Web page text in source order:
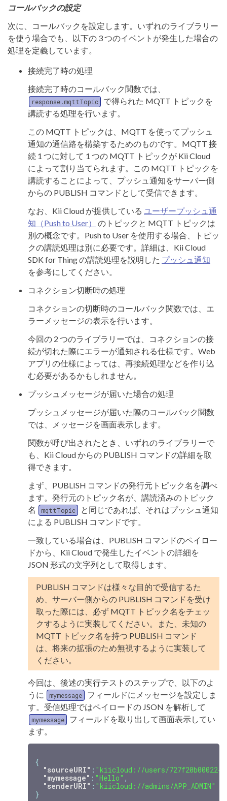
コールバックの設定
次に、コールバックを設定します。いずれのライブラリー
を使う場合でも、以下の 3 つのイベントが発生した場合の
処理を定義しています。
接続完了時の処理
接続完了時のコールバック関数では、
response.mqttTopic
で得られた MQTT トピックを
講読する処理を行います。
この MQTT トピックは、MQTT を使ってプッシュ
通知の通信路を構築するためのものです。MQTT 接
続 1 つに対して 1 つの MQTT トピックが Kii Cloud
によって割り当てられます。この MQTT トピックを
講読することによって、プッシュ通知をサーバー側
からの PUBLISH コマンドとして受信できます。
なお、Kii Cloud が提供している ユーザープッシュ通
知（Push to User）
のトピックと MQTT トピックは
別の概念です。Push to User を使用する場合、トピッ
クの講読処理は別に必要です。詳細は、Kii Cloud
SDK for Thing の講読処理を説明した プッシュ通知
を参考にしてください。
コネクション切断時の処理
コネクションの切断時のコールバック関数では、エ
ラーメッセージの表示を行います。
今回の 2 つのライブラリーでは、コネクションの接
続が切れた際にエラーが通知される仕様です。Web
アプリの仕様によっては、再接続処理などを作り込
む必要があるかもしれません。
プッシュメッセージが届いた場合の処理
プッシュメッセージが届いた際のコールバック関数
では、メッセージを画面表示します。
関数が呼び出されたとき、いずれのライブラリーで
も、Kii Cloud からの PUBLISH コマンドの詳細を取
得できます。
まず、PUBLISH コマンドの発行元トピック名を調べ
ます。発行元のトピック名が、講読済みのトピック
名
mqttTopic
と同じであれば、それはプッシュ通知
による PUBLISH コマンドです。
一致している場合は、PUBLISH コマンドのペイロー
ドから、Kii Cloud で発生したイベントの詳細を
JSON 形式の文字列として取得します。
PUBLISH コマンドは様々な目的で受信するた
め、サーバー側からの PUBLISH コマンドを受け
取った際には、必ず MQTT トピック名をチェッ
クするように実装してください。また、未知の
MQTT トピック名を持つ PUBLISH コマンド
は、将来の拡張のため無視するように実装して
ください。
今回は、後述の実行テストのステップで、以下のよ
うに
mymessage
フィールドにメッセージを設定しま
す。受信処理ではペイロードの JSON を解析して
mymessage
フィールドを取り出して画面表示してい
ます。
{
"sourceURI" : "kiicloud://users/727f20b00022-
"mymessage" : "Hello" ,
"senderURI" : "kiicloud://admins/APP_ADMIN"
}